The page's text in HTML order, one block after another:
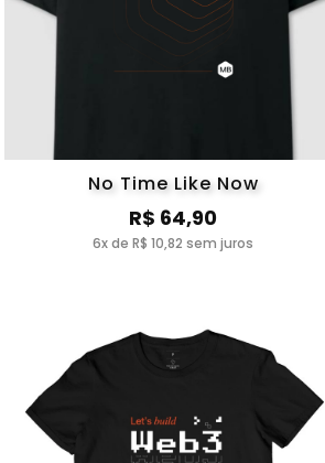
No Time Like Now
R$ 64,90
6x de R$ 10,82 sem juros